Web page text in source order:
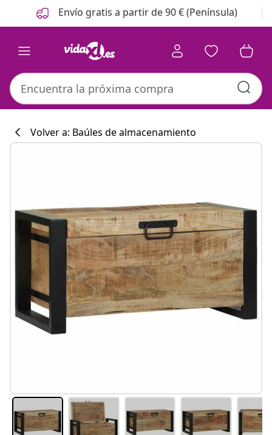
Anterior
Siguiente Envío gratis a partir de 90 € (Península)
#sharemevidaxl
Volver a: Baúles de almacenamiento